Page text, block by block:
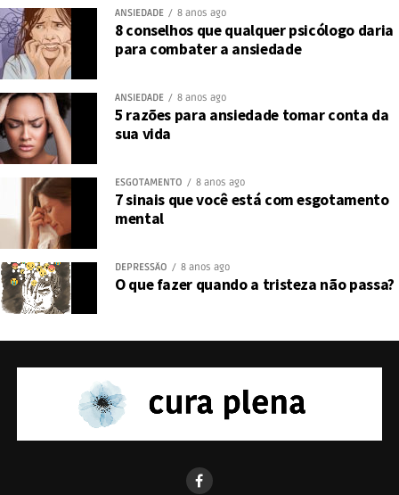
ANSIEDADE 8 anos ago
8 conselhos que qualquer psicólogo daria
para combater a ansiedade
ANSIEDADE 8 anos ago
5 razões para ansiedade tomar conta da
sua vida
ESGOTAMENTO 8 anos ago
7 sinais que você está com esgotamento
mental
DEPRESSÃO 8 anos ago
O que fazer quando a tristeza não passa?